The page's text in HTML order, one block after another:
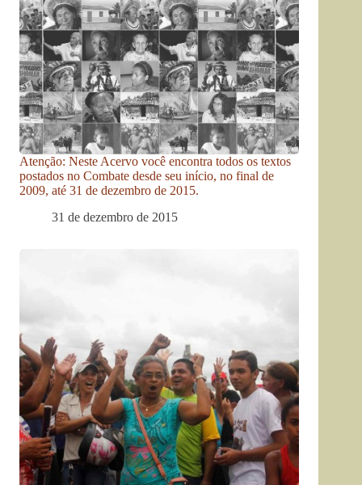
Atenção: Neste Acervo você encontra todos os textos
postados no Combate desde seu início, no final de
2009, até 31 de dezembro de 2015.
31 de dezembro de 2015